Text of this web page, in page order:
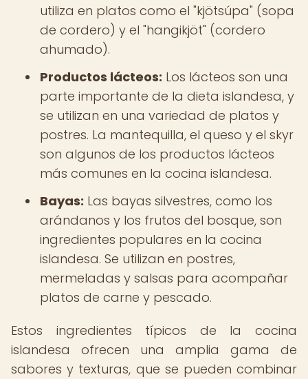
utiliza en platos como el "kjötsúpa" (sopa
de cordero) y el "hangikjöt" (cordero
ahumado).
Productos lácteos: Los lácteos son una
parte importante de la dieta islandesa, y
se utilizan en una variedad de platos y
postres. La mantequilla, el queso y el skyr
son algunos de los productos lácteos
más comunes en la cocina islandesa.
Bayas: Las bayas silvestres, como los
arándanos y los frutos del bosque, son
ingredientes populares en la cocina
islandesa. Se utilizan en postres,
mermeladas y salsas para acompañar
platos de carne y pescado.
Estos ingredientes típicos de la cocina
islandesa ofrecen una amplia gama de
sabores y texturas, que se pueden combinar